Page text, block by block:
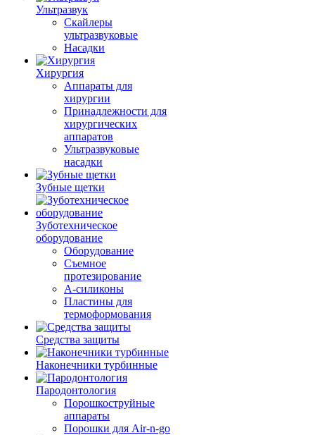
Ультразвук
Скайлеры
ультразвуковые
Насадки
Хирургия
Аппараты для
хирургии
Принадлежности для
хирургических
аппаратов
Ультразвуковые
насадки
Зубные щетки
Зуботехническое
оборудование
Оборудование
Съемное
протезирование
А-силиконы
Пластины для
термоформования
Средства защиты
Наконечники турбинные
Пародонтология
Порошкоструйные
аппараты
Порошки для Air-n-go